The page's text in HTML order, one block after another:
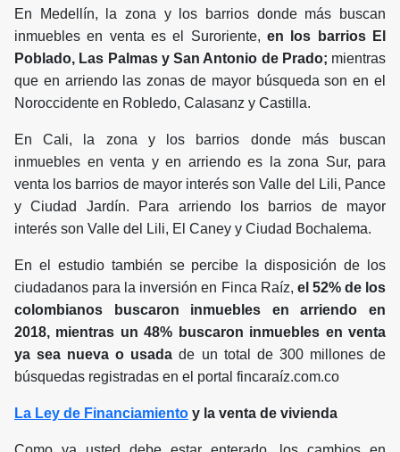
En Medellín, la zona y los barrios donde más buscan
inmuebles en venta es el Suroriente, en los barrios El
Poblado, Las Palmas y San Antonio de Prado; mientras
que en arriendo las zonas de mayor búsqueda son en el
Noroccidente en Robledo, Calasanz y Castilla.
En Cali, la zona y los barrios donde más buscan
inmuebles en venta y en arriendo es la zona Sur, para
venta los barrios de mayor interés son Valle del Lili, Pance
y Ciudad Jardín. Para arriendo los barrios de mayor
interés son Valle del Lili, El Caney y Ciudad Bochalema.
En el estudio también se percibe la disposición de los
ciudadanos para la inversión en Finca Raíz, el 52% de los
colombianos buscaron inmuebles en arriendo en
2018, mientras un 48% buscaron inmuebles en venta
ya sea nueva o usada de un total de 300 millones de
búsquedas registradas en el portal fincaraíz.com.co
La Ley de Financiamiento y la venta de vivienda